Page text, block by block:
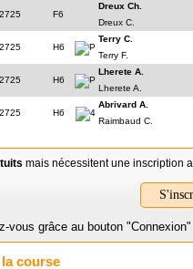
2725 F6
Dreux Ch.
Dreux C.
2725 H6 P
Terry C.
Terry F.
2725 H6 P
Lherete A.
Lherete A.
2725 H6 4
Abrivard A.
Raimbaud C.
mais nécessitent une inscription
vous grâce au bouton
course